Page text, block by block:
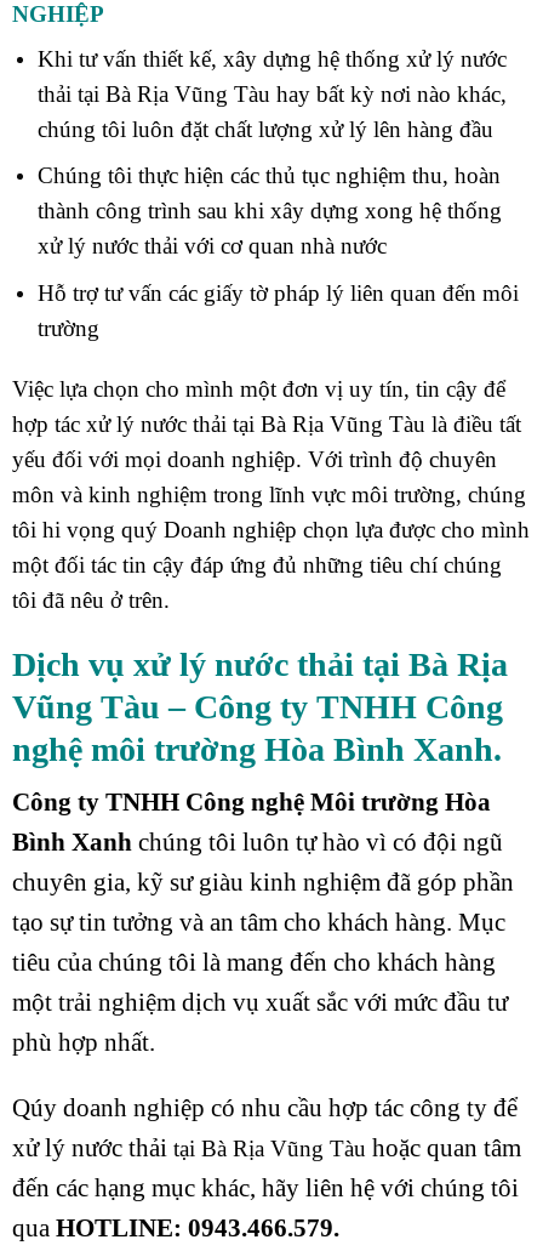
NGHIỆP
Khi tư vấn thiết kế, xây dựng hệ thống xử lý nước
thải tại Bà Rịa Vũng Tàu hay bất kỳ nơi nào khác,
chúng tôi luôn đặt chất lượng xử lý lên hàng đầu
Chúng tôi thực hiện các thủ tục nghiệm thu, hoàn
thành công trình sau khi xây dựng xong hệ thống
xử lý nước thải với cơ quan nhà nước
Hỗ trợ tư vấn các giấy tờ pháp lý liên quan đến môi
trường
Việc lựa chọn cho mình một đơn vị uy tín, tin cậy để
hợp tác xử lý nước thải tại Bà Rịa Vũng Tàu là điều tất
yếu đối với mọi doanh nghiệp. Với trình độ chuyên
môn và kinh nghiệm trong lĩnh vực môi trường, chúng
tôi hi vọng quý Doanh nghiệp chọn lựa được cho mình
một đối tác tin cậy đáp ứng đủ những tiêu chí chúng
tôi đã nêu ở trên.
Dịch vụ xử lý nước thải tại Bà Rịa
Vũng Tàu– Công ty TNHH Công
nghệ môi trường Hòa Bình Xanh.
Công ty TNHH Công nghệ Môi trường Hòa
Bình Xanh chúng tôi luôn tự hào vì có đội ngũ
chuyên gia, kỹ sư giàu kinh nghiệm đã góp phần
tạo sự tin tưởng và an tâm cho khách hàng. Mục
tiêu của chúng tôi là mang đến cho khách hàng
một trải nghiệm dịch vụ xuất sắc với mức đầu tư
phù hợp nhất.
Qúy doanh nghiệp có nhu cầu hợp tác công ty để
xử lý nước thải tại Bà Rịa Vũng Tàu hoặc quan tâm
đến các hạng mục khác, hãy liên hệ với chúng tôi
qua HOTLINE: 0943.466.579.